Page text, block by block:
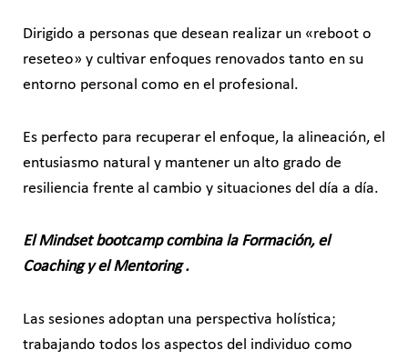
Dirigido a personas que desean realizar un «reboot o
reseteo» y cultivar enfoques renovados tanto en su
entorno personal como en el profesional.
Es perfecto para recuperar el enfoque, la alineación, el
entusiasmo natural y mantener un alto grado de
resiliencia frente al cambio y situaciones del día a día.
El Mindset bootcamp combina la Formación, el
Coaching y el Mentoring .
Las sesiones adoptan una perspectiva holística;
trabajando todos los aspectos del individuo como